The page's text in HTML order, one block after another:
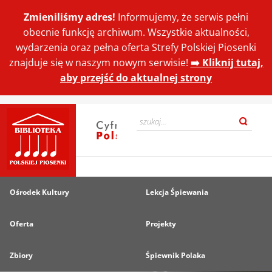
Zmieniliśmy adres! Informujemy, że serwis pełni
obecnie funkcję archiwum. Wszystkie aktualności,
wydarzenia oraz pełna oferta Strefy Polskiej Piosenki
znajduje się w naszym nowym serwisie! ➡️ Kliknij tutaj,
aby przejść do aktualnej strony
Ośrodek Kultury Lekcja Śpiewania
Oferta Projekty
Zbiory Śpiewnik Polaka